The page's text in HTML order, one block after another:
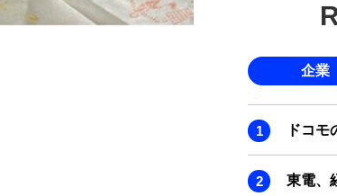
企業
ドコ
東電、